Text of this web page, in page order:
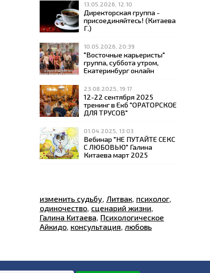
13.05.2026, 12:10
Директорская группа -
присоединяйтесь! (Китаева
Г.)
10.05.2026, 20:39
"Восточные карьеристы"
группа, суббота утром,
Екатеринбург онлайн
23.08.2025, 19:17
12-22 сентября 2025
тренинг в Екб "ОРАТОРСКОЕ
ДЛЯ ТРУСОВ"
01.04.2025, 13:03
Вебинар "НЕ ПУТАЙТЕ СЕКС
С ЛЮБОВЬЮ" Галина
Китаева март 2025
изменить судьбу, Литвак, психолог,
одиночество, сценарий жизни,
Галина Китаева, Психологическое
Айкидо, консультация, любовь